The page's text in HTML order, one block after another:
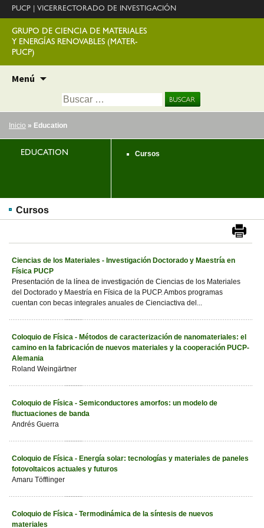
PUCP VICERRECTORADO DE INVESTIGACIÓN
GRUPO DE CIENCIA DE MATERIALES
Y ENERGÍAS RENOVABLES (MATER-
PUCP)
Menú
contenido
Buscar:
Inicio » Education
EDUCATION Cursos
Cursos
Ciencias de los Materiales - Investigación Doctorado y Maestría en
Física PUCP
Presentación de la línea de investigación de Ciencias de los Materiales
del Doctorado y Maestría en Física de la PUCP. Ambos programas
cuentan con becas integrales anuales de Cienciactiva del...
Coloquio de Física - Métodos de caracterización de nanomateriales: el
camino en la fabricación de nuevos materiales y la cooperación PUCP-
Alemania
Roland Weingärtner
Coloquio de Física - Semiconductores amorfos: un modelo de
fluctuaciones de banda
Andrés Guerra
Coloquio de Física - Energía solar: tecnologías y materiales de paneles
fotovoltaicos actuales y futuros
Amaru Töfflinger
Coloquio de Física - Termodinámica de la síntesis de nuevos
materiales